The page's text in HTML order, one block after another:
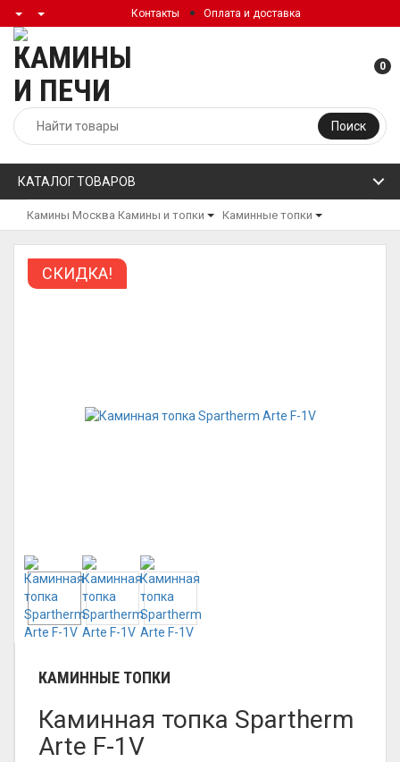
Контакты Оплата и доставка
Поиск
0
КАТАЛОГ ТОВАРОВ
Камины Москва Камины и топки Каминные топки
СКИДКА!
КАМИННЫЕ ТОПКИ
Каминная топка Spartherm
Arte F-1V